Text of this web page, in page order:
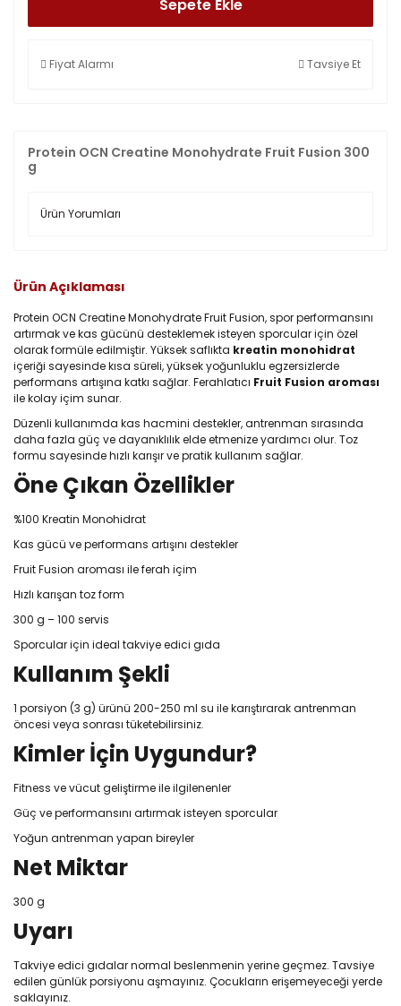
Protein OCN Creatine Monohydrate Fruit Fusion 300
g
Ürün Yorumları
Sepete Ekle
Fiyat Alarmı Tavsiye Et
Ürün Açıklaması
Protein OCN Creatine Monohydrate Fruit Fusion, spor performansını
artırmak ve kas gücünü desteklemek isteyen sporcular için özel
olarak formüle edilmiştir. Yüksek saflıkta kreatin monohidrat
içeriği sayesinde kısa süreli, yüksek yoğunluklu egzersizlerde
performans artışına katkı sağlar. Ferahlatıcı Fruit Fusion aroması
ile kolay içim sunar.
Düzenli kullanımda kas hacmini destekler, antrenman sırasında
daha fazla güç ve dayanıklılık elde etmenize yardımcı olur. Toz
formu sayesinde hızlı karışır ve pratik kullanım sağlar.
Öne Çıkan Özellikler
%100 Kreatin Monohidrat
Kas gücü ve performans artışını destekler
Fruit Fusion aroması ile ferah içim
Hızlı karışan toz form
300 g – 100 servis
Sporcular için ideal takviye edici gıda
Kullanım Şekli
1 porsiyon (3 g) ürünü 200-250 ml su ile karıştırarak antrenman
öncesi veya sonrası tüketebilirsiniz.
Kimler İçin Uygundur?
Fitness ve vücut geliştirme ile ilgilenenler
Güç ve performansını artırmak isteyen sporcular
Yoğun antrenman yapan bireyler
Net Miktar
300 g
Uyarı
Takviye edici gıdalar normal beslenmenin yerine geçmez. Tavsiye
edilen günlük porsiyonu aşmayınız. Çocukların erişemeyeceği yerde
saklayınız.